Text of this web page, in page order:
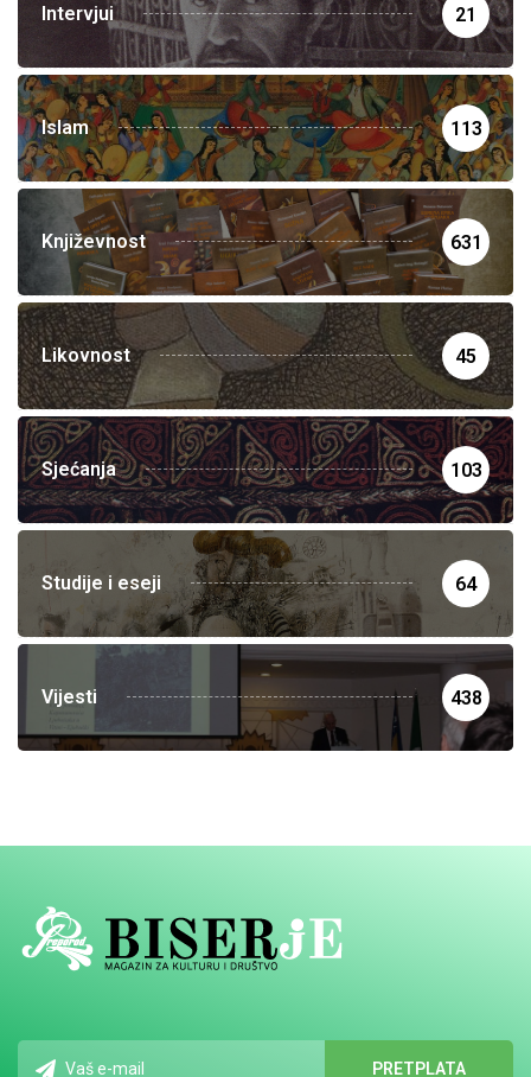
Intervjui 21
Islam 113
Književnost 631
Likovnost 45
Sjećanja 103
Studije i eseji 64
Vijesti 438